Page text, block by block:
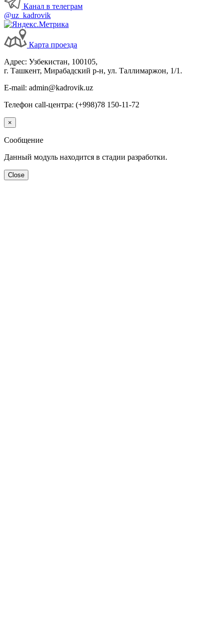
Канал в телеграм
@uz_kadrovik
Карта проезда
Адрес: Узбекистан, 100105,
г. Ташкент, Мирабадский р-н, ул. Таллимаржон, 1/1.
E-mail: admin@kadrovik.uz
Телефон call-центра: (+998)78 150-11-72
×
Сообщение
Данный модуль находится в стадии разработки.
Close